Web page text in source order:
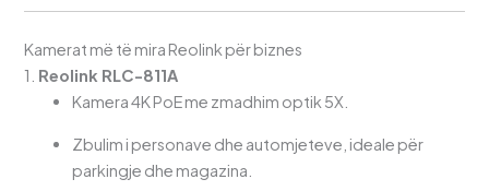
Kamerat më të mira Reolink për biznes
1. Reolink RLC-811A
Kamera 4K PoE me zmadhim optik 5X.
Zbulim i personave dhe automjeteve, ideale për
parkingje dhe magazina.